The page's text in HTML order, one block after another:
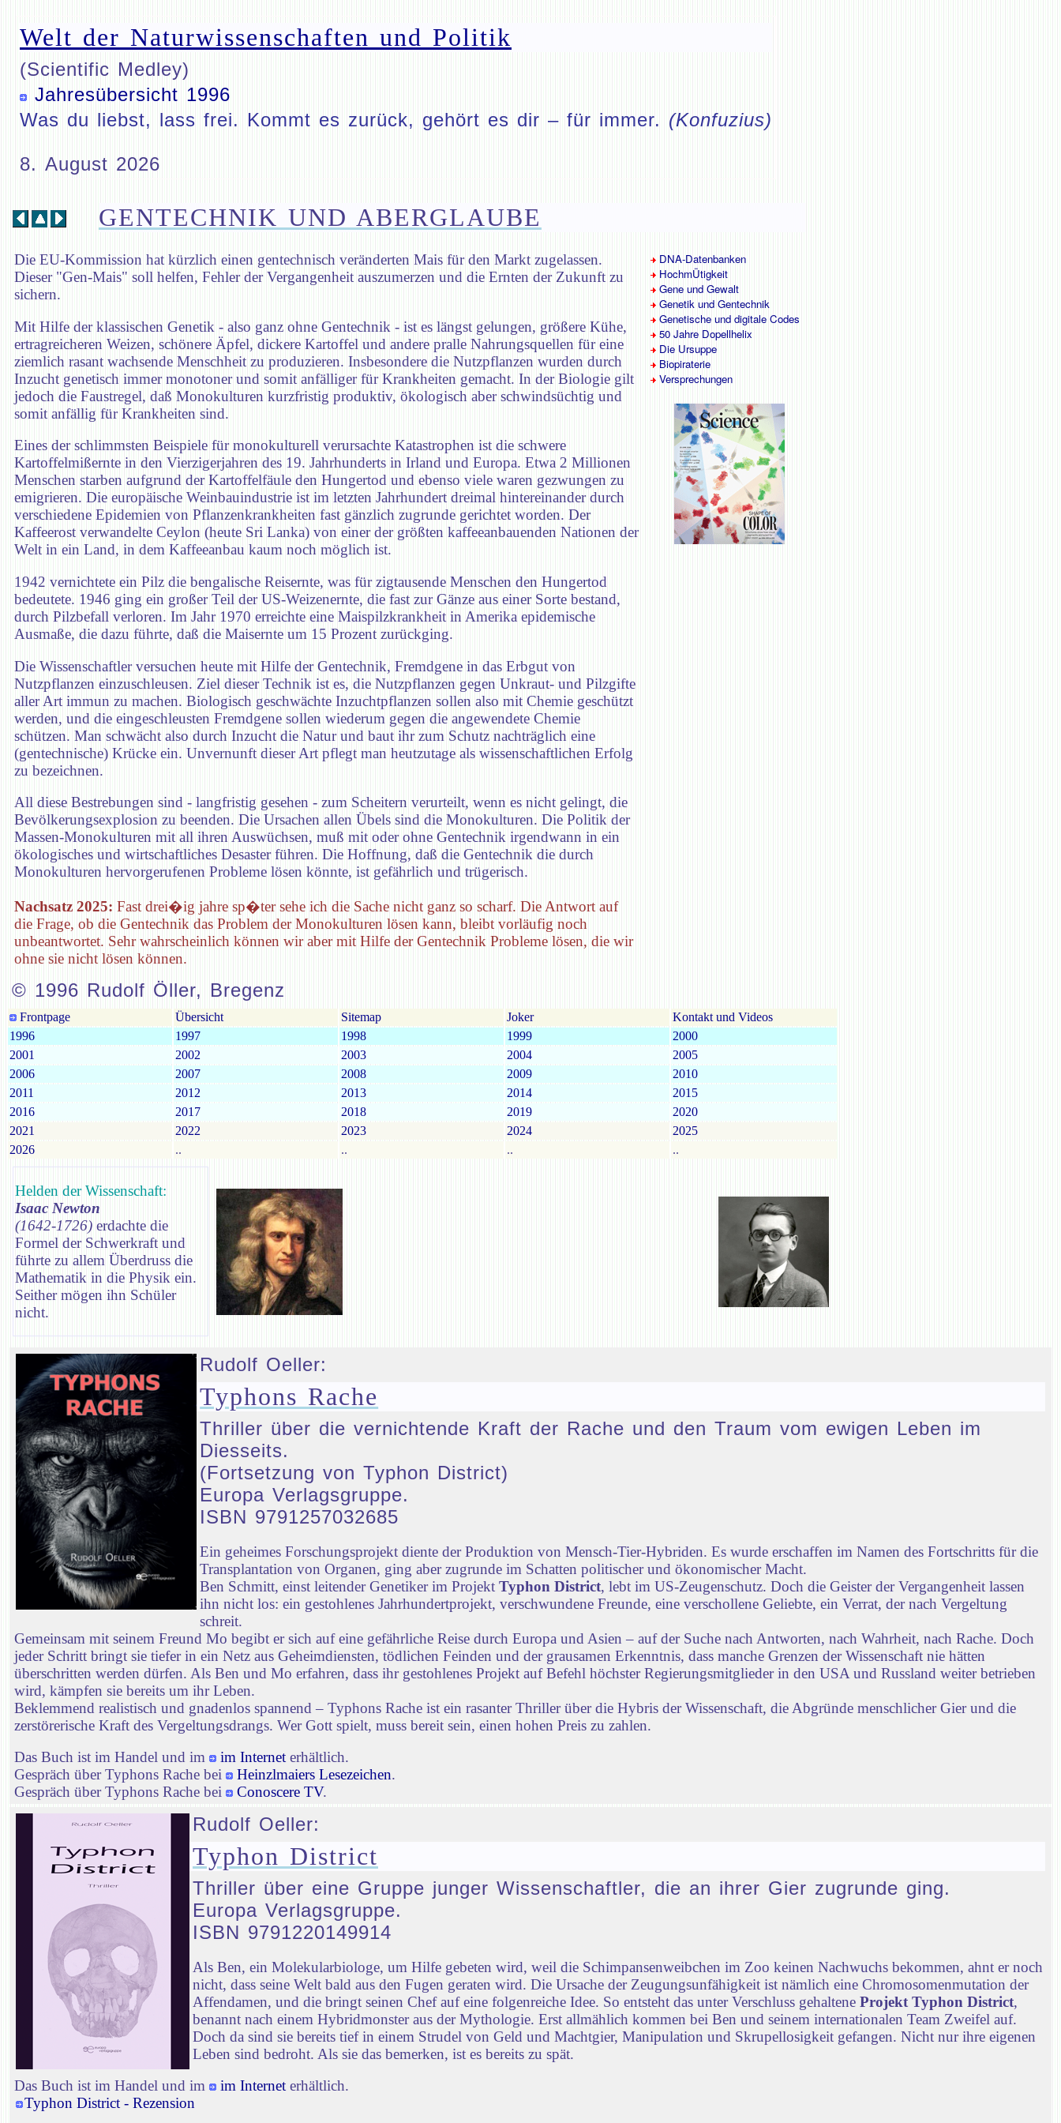
Welt der Naturwissenschaften und Politik
(Scientific Medley)
Jahresübersicht 1996
Was du liebst, lass frei. Kommt es zurück, gehört es dir – für immer. (Konfuzius)
8. August 2026
GENTECHNIK UND ABERGLAUBE
Die EU-Kommission hat kürzlich einen gentechnisch veränderten Mais für den Markt zugelassen.
Dieser "Gen-Mais" soll helfen, Fehler der Vergangenheit auszumerzen und die Ernten der Zukunft zu
sichern.
Mit Hilfe der klassischen Genetik - also ganz ohne Gentechnik - ist es längst gelungen, größere Kühe,
ertragreicheren Weizen, schönere Äpfel, dickere Kartoffel und andere pralle Nahrungsquellen für eine
ziemlich rasant wachsende Menschheit zu produzieren. Insbesondere die Nutzpflanzen wurden durch
Inzucht genetisch immer monotoner und somit anfälliger für Krankheiten gemacht. In der Biologie gilt
jedoch die Faustregel, daß Monokulturen kurzfristig produktiv, ökologisch aber schwindsüchtig und
somit anfällig für Krankheiten sind.
Eines der schlimmsten Beispiele für monokulturell verursachte Katastrophen ist die schwere
Kartoffelmißernte in den Vierzigerjahren des 19. Jahrhunderts in Irland und Europa. Etwa 2 Millionen
Menschen starben aufgrund der Kartoffelfäule den Hungertod und ebenso viele waren gezwungen zu
emigrieren. Die europäische Weinbauindustrie ist im letzten Jahrhundert dreimal hintereinander durch
verschiedene Epidemien von Pflanzenkrankheiten fast gänzlich zugrunde gerichtet worden. Der
Kaffeerost verwandelte Ceylon (heute Sri Lanka) von einer der größten kaffeeanbauenden Nationen der
Welt in ein Land, in dem Kaffeeanbau kaum noch möglich ist.
1942 vernichtete ein Pilz die bengalische Reisernte, was für zigtausende Menschen den Hungertod
bedeutete. 1946 ging ein großer Teil der US-Weizenernte, die fast zur Gänze aus einer Sorte bestand,
durch Pilzbefall verloren. Im Jahr 1970 erreichte eine Maispilzkrankheit in Amerika epidemische
Ausmaße, die dazu führte, daß die Maisernte um 15 Prozent zurückging.
Die Wissenschaftler versuchen heute mit Hilfe der Gentechnik, Fremdgene in das Erbgut von
Nutzpflanzen einzuschleusen. Ziel dieser Technik ist es, die Nutzpflanzen gegen Unkraut- und Pilzgifte
aller Art immun zu machen. Biologisch geschwächte Inzuchtpflanzen sollen also mit Chemie geschützt
werden, und die eingeschleusten Fremdgene sollen wiederum gegen die angewendete Chemie
schützen. Man schwächt also durch Inzucht die Natur und baut ihr zum Schutz nachträglich eine
(gentechnische) Krücke ein. Unvernunft dieser Art pflegt man heutzutage als wissenschaftlichen Erfolg
zu bezeichnen.
All diese Bestrebungen sind - langfristig gesehen - zum Scheitern verurteilt, wenn es nicht gelingt, die
Bevölkerungsexplosion zu beenden. Die Ursachen allen Übels sind die Monokulturen. Die Politik der
Massen-Monokulturen mit all ihren Auswüchsen, muß mit oder ohne Gentechnik irgendwann in ein
ökologisches und wirtschaftliches Desaster führen. Die Hoffnung, daß die Gentechnik die durch
Monokulturen hervorgerufenen Probleme lösen könnte, ist gefährlich und trügerisch.
Nachsatz 2025: Fast drei�ig jahre sp�ter sehe ich die Sache nicht ganz so scharf. Die Antwort auf
die Frage, ob die Gentechnik das Problem der Monokulturen lösen kann, bleibt vorläufig noch
unbeantwortet. Sehr wahrscheinlich können wir aber mit Hilfe der Gentechnik Probleme lösen, die wir
ohne sie nicht lösen können.
DNA-Datenbanken
HochmÜtigkeit
Gene und Gewalt
Genetik und Gentechnik
Genetische und digitale Codes
50 Jahre Dopellhelix
Die Ursuppe
Biopiraterie
Versprechungen
© 1996 Rudolf Öller, Bregenz
Frontpage Übersicht Sitemap Joker
Kontakt und Videos
1996
1997 1998 1999
2000
2001
2002 2003 2004
2005
2006
2007 2008 2009
2010
2011
2012 2013 2014
2015
2016
2017 2018 2019
2020
2021
2022 2023 2024
2025
2026
.. .. .. ..
Helden der Wissenschaft:
Isaac Newton
(1642-1726) erdachte die
Formel der Schwerkraft und
führte zu allem Überdruss die
Mathematik in die Physik ein.
Seither mögen ihn Schüler
nicht.
Rudolf Oeller:
Typhons Rache
Thriller über die vernichtende Kraft der Rache und den Traum vom ewigen Leben im
Diesseits.
(Fortsetzung von Typhon District)
Europa Verlagsgruppe.
ISBN 9791257032685
Ein geheimes Forschungsprojekt diente der Produktion von Mensch-Tier-Hybriden. Es wurde erschaffen im Namen des Fortschritts für die
Transplantation von Organen, ging aber zugrunde im Schatten politischer und ökonomischer Macht.
Ben Schmitt, einst leitender Genetiker im ProjektTyphon District, lebt im US-Zeugenschutz. Doch die Geister der Vergangenheit lassen
ihn nicht los: ein gestohlenes Jahrhundertprojekt, verschwundene Freunde, eine verschollene Geliebte, ein Verrat, der nach Vergeltung
schreit.
Gemeinsam mit seinem Freund Mo begibt er sich auf eine gefährliche Reise durch Europa und Asien – auf der Suche nach Antworten, nach Wahrheit, nach Rache. Doch
jeder Schritt bringt sie tiefer in ein Netz aus Geheimdiensten, tödlichen Feinden und der grausamen Erkenntnis, dass manche Grenzen der Wissenschaft nie hätten
überschritten werden dürfen. Als Ben und Mo erfahren, dass ihr gestohlenes Projekt auf Befehl höchster Regierungsmitglieder in den USA und Russland weiter betrieben
wird, kämpfen sie bereits um ihr Leben.
Beklemmend realistisch und gnadenlos spannend – Typhons Rache ist ein rasanter Thriller über die Hybris der Wissenschaft, die Abgründe menschlicher Gier und die
zerstörerische Kraft des Vergeltungsdrangs. Wer Gott spielt, muss bereit sein, einen hohen Preis zu zahlen.
Das Buch ist im Handel und im
im Internet erhältlich.
Gespräch über Typhons Rache bei
Heinzlmaiers Lesezeichen.
Gespräch über Typhons Rache bei
Conoscere TV.
Rudolf Oeller:
Typhon District
Thriller über eine Gruppe junger Wissenschaftler, die an ihrer Gier zugrunde ging.
Europa Verlagsgruppe.
ISBN 9791220149914
Als Ben, ein Molekularbiologe, um Hilfe gebeten wird, weil die Schimpansenweibchen im Zoo keinen Nachwuchs bekommen, ahnt er noch
nicht, dass seine Welt bald aus den Fugen geraten wird. Die Ursache der Zeugungsunfähigkeit ist nämlich eine Chromosomenmutation der
Affendamen, und die bringt seinen Chef auf eine folgenreiche Idee. So entsteht das unter Verschluss gehaltene Projekt Typhon District,
benannt nach einem Hybridmonster aus der Mythologie. Erst allmählich kommen bei Ben und seinem internationalen Team Zweifel auf.
Doch da sind sie bereits tief in einem Strudel von Geld und Machtgier, Manipulation und Skrupellosigkeit gefangen. Nicht nur ihre eigenen
Leben sind bedroht. Als sie das bemerken, ist es bereits zu spät.
Das Buch ist im Handel und im
im Internet erhältlich.
Typhon District - Rezension